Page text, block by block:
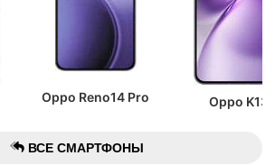
Oppo Reno14 Pro Oppo K13
ВСЕ СМАРТФОНЫ